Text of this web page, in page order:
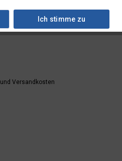
und Versandkosten
Ich stimme zu